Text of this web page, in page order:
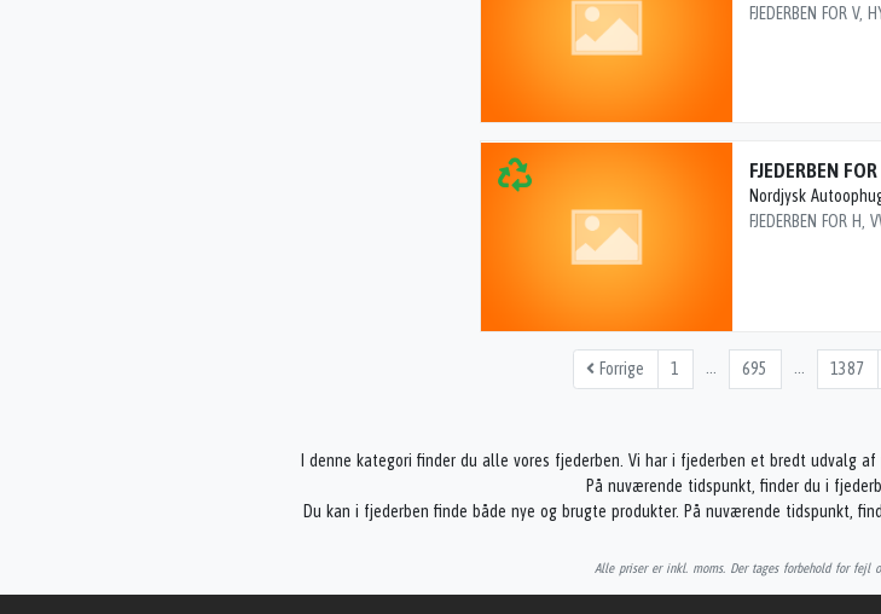
FJEDERBEN
Nordjysk
Forrige 1 695 1387
I denne kategori finder du alle vores fjederben. Vi har i fjederben et bredt udvalg
På nuværende tidspunkt, finder du i
Du kan i fjederben finde både nye og brugte produkter. På nuværende tidspunkt,
Alle priser er inkl. moms. Der tages forbehold for fejl